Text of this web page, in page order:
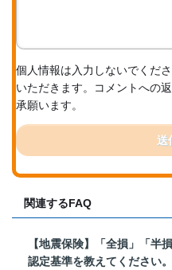
個人情報は入力しないでくだ
いただきます。コメントへの
承願います。
送
関連するFAQ
【地震保険】「全損」「半
認定基準を教えてください。